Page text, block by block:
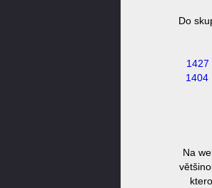
Do
1427
1404
Na